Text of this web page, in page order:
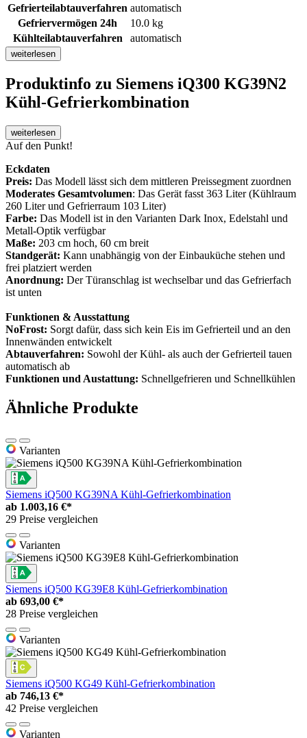
Gefrierteilabtauverfahren automatisch
Gefriervermögen 24h
10.0 kg
Kühlteilabtauverfahren
automatisch
weiterlesen
Produktinfo zu Siemens iQ300 KG39N2
Kühl-Gefrierkombination
weiterlesen
Auf den Punkt!
Eckdaten
Preis: Das Modell lässt sich dem mittleren Preissegment zuordnen
Moderates Gesamtvolumen: Das Gerät fasst 363 Liter (Kühlraum
260 Liter und Gefrierraum 103 Liter)
Farbe: Das Modell ist in den Varianten Dark Inox, Edelstahl und
Metall-Optik verfügbar
Maße: 203 cm hoch, 60 cm breit
Standgerät: Kann unabhängig von der Einbauküche stehen und
frei platziert werden
Anordnung: Der Türanschlag ist wechselbar und das Gefrierfach
ist unten
Funktionen & Ausstattung
NoFrost: Sorgt dafür, dass sich kein Eis im Gefrierteil und an den
Innenwänden entwickelt
Abtauverfahren: Sowohl der Kühl- als auch der Gefrierteil tauen
automatisch ab
Funktionen und Austattung: Schnellgefrieren und Schnellkühlen
Ähnliche Produkte
Varianten
Siemens iQ500 KG39NA Kühl-Gefrierkombination
ab 1.003,16 €*
29 Preise vergleichen
Varianten
Siemens iQ500 KG39E8 Kühl-Gefrierkombination
ab 693,00 €*
28 Preise vergleichen
Varianten
Siemens iQ500 KG49 Kühl-Gefrierkombination
ab 746,13 €*
42 Preise vergleichen
Varianten